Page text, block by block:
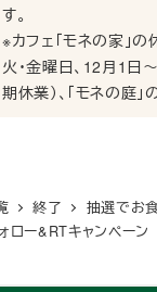
す。
※カフェ「モネの家」
火・金曜日、12月1日
期休業）、「モネの庭」
終了
抽選でお
ー&RTキャンペーン